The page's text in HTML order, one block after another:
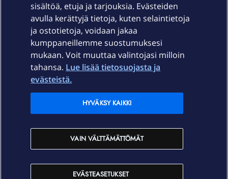
Palvelut
Ajankohtaista
Elisa Oyj
In English
sisältöä, etuja ja tarjouksia. Evästeiden
avulla kerättyjä tietoja, kuten selaintietoja
ja ostotietoja, voidaan jakaa
kumppaneillemme suostumuksesi
mukaan. Voit muuttaa valintojasi milloin
tahansa. Lue lisää tietosuojasta ja
evästeistä.
EVÄSTEASETUKSET
VAIN VÄLTTÄMÄTTÖMÄT
HYVÄKSY KAIKKI